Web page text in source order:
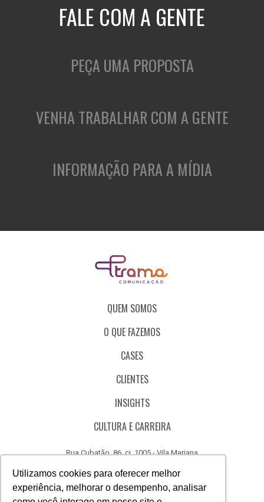
Utilizamos cookies para oferecer melhor
experiência, melhorar o desempenho, analisar
FALE COM A GENTE
PEÇA UMA PROPOSTA
VENHA TRABALHAR COM A GENTE
INFORMAÇÃO PARA A MÍDIA
QUEM SOMOS
O QUE FAZEMOS
CASES
CLIENTES
INSIGHTS
CULTURA E CARREIRA
Rua Cubatão, 86, cj. 1005 - Vila Mariana
CÓDIGO DE ÉTICA